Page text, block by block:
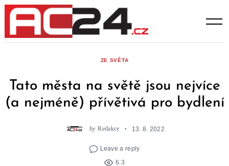
Skip
content
ZE SVĚTA
Tato města na světě jsou nejvíce
(a nejméně) přívětivá pro bydlení
by Redakce 13. 8. 2022
Leave a reply
6.3